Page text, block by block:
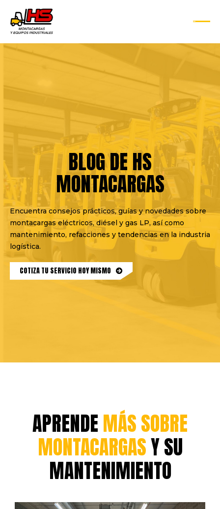
BLOG DE HS
MONTACARGAS
Encuentra consejos prácticos, guías y novedades sobre
montacargas eléctricos, diésel y gas LP, así como
mantenimiento, refacciones y tendencias en la industria
logística.
COTIZA TU SERVICIO HOY MISMO
APRENDE MÁS SOBRE
MONTACARGASY SU
MANTENIMIENTO